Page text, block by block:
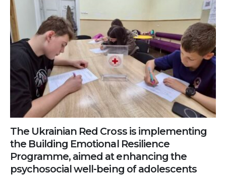
The Ukrainian Red Cross is implementing
the Building Emotional Resilience
Programme, aimed at enhancing the
psychosocial well-being of adolescents